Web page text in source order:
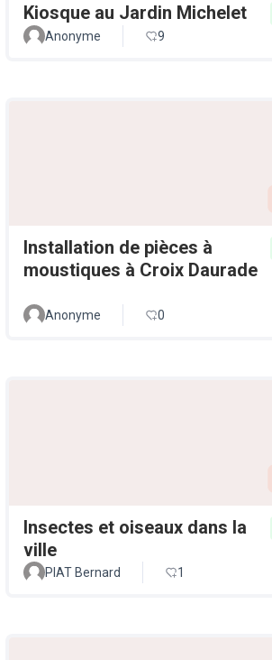
Kiosque au Jardin Michelet
Anonyme
9
Installation de pièces à
moustiques à Croix Daurade
Anonyme 0
Insectes et oiseaux dans la
ville
PIAT Bernard 1